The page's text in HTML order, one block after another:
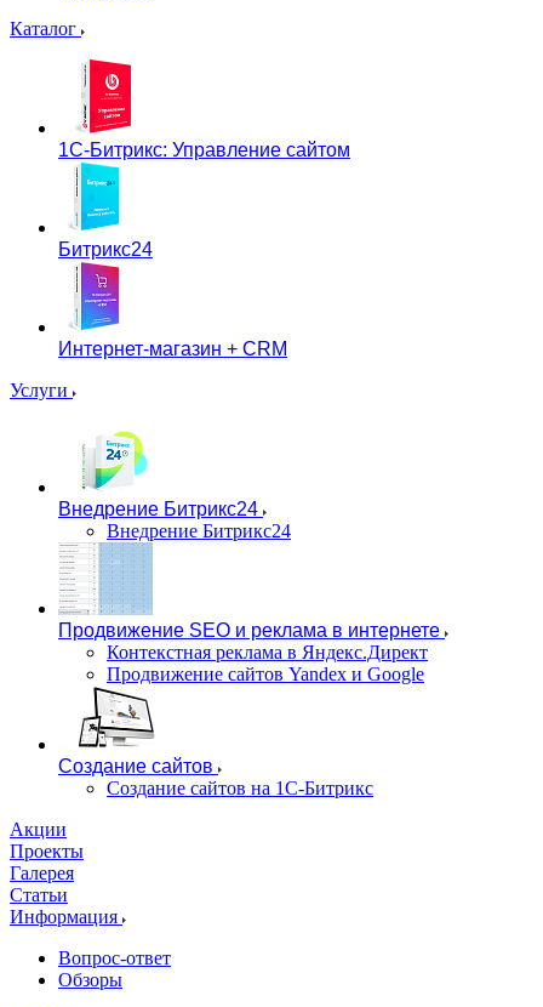
Каталог
1С-Битрикс: Управление сайтом
Битрикс24
Интернет-магазин + CRM
Услуги
Внедрение Битрикс24
Внедрение Битрикс24
Продвижение SEO и реклама в интернете
Контекстная реклама в Яндекс.Директ
Продвижение сайтов Yandex и Google
Создание сайтов
Создание сайтов на 1С-Битрикс
Акции
Проекты
Галерея
Статьи
Информация
Вопрос-ответ
Обзоры